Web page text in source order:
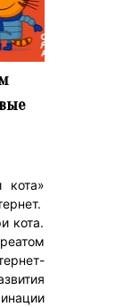
кота»
кота.